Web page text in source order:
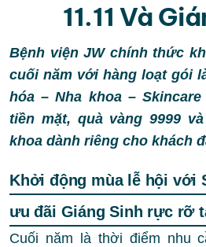
11.11 Và
Bệnh viện JW chính thức
cuối năm với hàng loạt gói
hóa – Nha khoa –
tiền mặt, quà vàng 9999
khoa dành riêng cho khách
Khởi động mùa lễ hội với
ưu đãi Giáng Sinh rực rỡ
Cuối năm là thời điểm nhu